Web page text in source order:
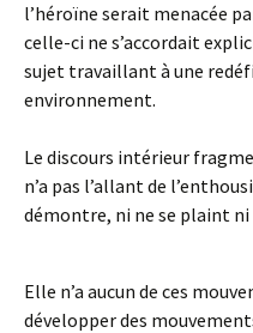
l’héroïne serait menacée
celle-ci ne s’accordait
sujet travaillant à une
environnement.
Le discours intérieur
n’a pas l’allant de
démontre, ni ne se plaint ni
Elle n’a aucun de ces
développer des